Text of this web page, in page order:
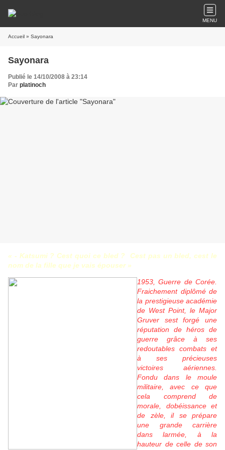
MENU
Accueil » Sayonara
Sayonara
Publié le 14/10/2008 à 23:14
Par platinoch
« - Katsumi ? Cest quoi ce bled ?  Cest pas un bled, cest le
nom de la fille que je vais épouser »
1953, Guerre de Corée.
Fraichement diplômé de
la prestigieuse académie
de West Point, le Major
Gruver sest forgé une
réputation de héros de
guerre grâce à ses
redoutables combats et
à ses précieuses
victoires aériennes.
Fondu dans le moule
militaire, avec ce que
cela comprend de
morale, dobéissance et
de zèle, il se prépare
une grande carrière
dans larmée, à la
hauteur de celle de son